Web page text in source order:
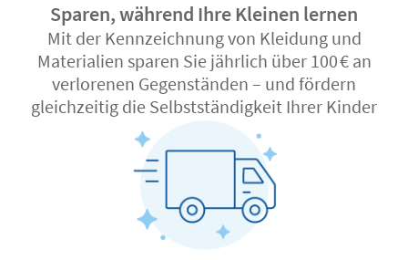
Sparen, während Ihre Kleinen lernen
Mit der Kennzeichnung von Kleidung und
Materialien sparen Sie jährlich über 100 € an
verlorenen Gegenständen – und fördern
gleichzeitig die Selbstständigkeit Ihrer Kinder